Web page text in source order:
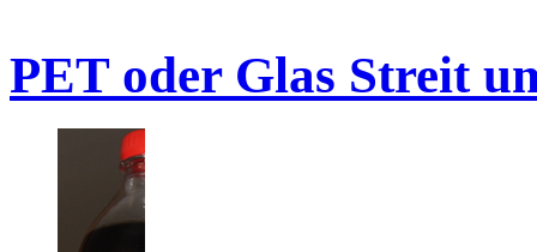
PET oder Glas Streit